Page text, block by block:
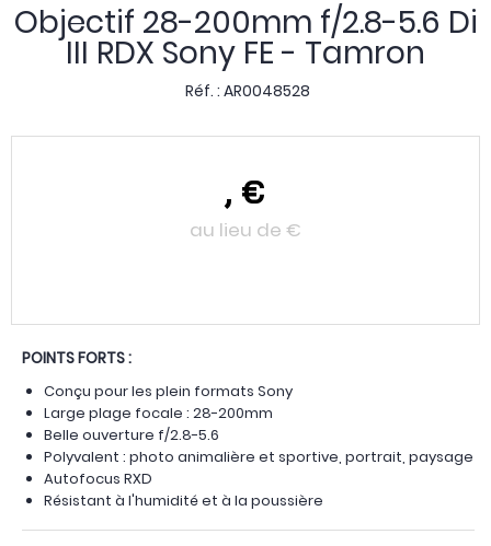
Objectif 28-200mm f/2.8-5.6 Di
III RDX Sony FE - Tamron
Réf. : AR0048528
, €
au lieu de €
POINTS FORTS :
Conçu pour les plein formats Sony
Large plage focale : 28-200mm
Belle ouverture f/2.8-5.6
Polyvalent : photo animalière et sportive, portrait, paysage
Autofocus RXD
Résistant à l'humidité et à la poussière